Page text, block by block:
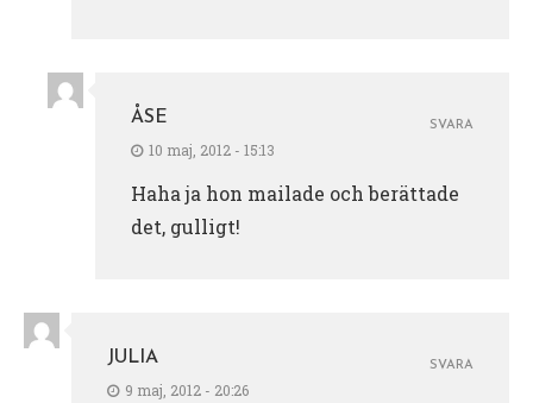
ÅSE
10 maj, 2012 - 15:13
Haha ja hon mailade och berättade
det, gulligt!
SVARA
JULIA
9 maj, 2012 - 20:26
SVARA